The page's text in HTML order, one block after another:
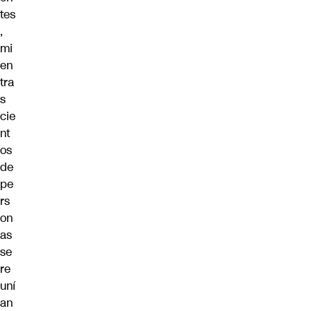
tes
,
mi
en
tra
s
cie
nt
os
de
pe
rs
on
as
se
re
uní
an